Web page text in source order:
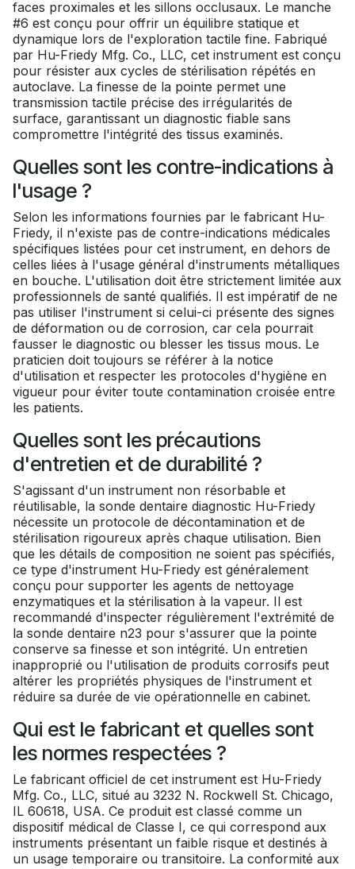
faces proximales et les sillons occlusaux. Le manche
#6 est conçu pour offrir un équilibre statique et
dynamique lors de l'exploration tactile fine. Fabriqué
par Hu-Friedy Mfg. Co., LLC, cet instrument est conçu
pour résister aux cycles de stérilisation répétés en
autoclave. La finesse de la pointe permet une
transmission tactile précise des irrégularités de
surface, garantissant un diagnostic fiable sans
compromettre l'intégrité des tissus examinés.
Quelles sont les contre-indications à
l'usage ?
Selon les informations fournies par le fabricant Hu-
Friedy, il n'existe pas de contre-indications médicales
spécifiques listées pour cet instrument, en dehors de
celles liées à l'usage général d'instruments métalliques
en bouche. L'utilisation doit être strictement limitée aux
professionnels de santé qualifiés. Il est impératif de ne
pas utiliser l'instrument si celui-ci présente des signes
de déformation ou de corrosion, car cela pourrait
fausser le diagnostic ou blesser les tissus mous. Le
praticien doit toujours se référer à la notice
d'utilisation et respecter les protocoles d'hygiène en
vigueur pour éviter toute contamination croisée entre
les patients.
Quelles sont les précautions
d'entretien et de durabilité ?
S'agissant d'un instrument non résorbable et
réutilisable, la sonde dentaire diagnostic Hu-Friedy
nécessite un protocole de décontamination et de
stérilisation rigoureux après chaque utilisation. Bien
que les détails de composition ne soient pas spécifiés,
ce type d'instrument Hu-Friedy est généralement
conçu pour supporter les agents de nettoyage
enzymatiques et la stérilisation à la vapeur. Il est
recommandé d'inspecter régulièrement l'extrémité de
la sonde dentaire n23 pour s'assurer que la pointe
conserve sa finesse et son intégrité. Un entretien
inapproprié ou l'utilisation de produits corrosifs peut
altérer les propriétés physiques de l'instrument et
réduire sa durée de vie opérationnelle en cabinet.
Qui est le fabricant et quelles sont
les normes respectées ?
Le fabricant officiel de cet instrument est Hu-Friedy
Mfg. Co., LLC, situé au 3232 N. Rockwell St. Chicago,
IL 60618, USA. Ce produit est classé comme un
dispositif médical de Classe I, ce qui correspond aux
instruments présentant un faible risque et destinés à
un usage temporaire ou transitoire. La conformité aux